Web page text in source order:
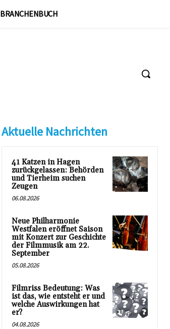
BRANCHENBUCH
Aktuelle Nachrichten
41 Katzen in Hagen
zurückgelassen: Behörden
und Tierheim suchen
Zeugen
06.08.2026
Neue Philharmonie
Westfalen eröffnet Saison
mit Konzert zur Geschichte
der Filmmusik am 22.
September
05.08.2026
Filmriss Bedeutung: Was
ist das, wie entsteht er und
welche Auswirkungen hat
er?
04.08.2026